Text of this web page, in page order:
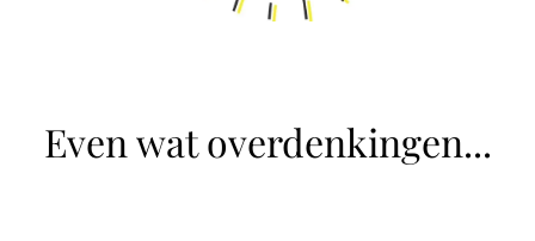
Even wat overdenkingen...